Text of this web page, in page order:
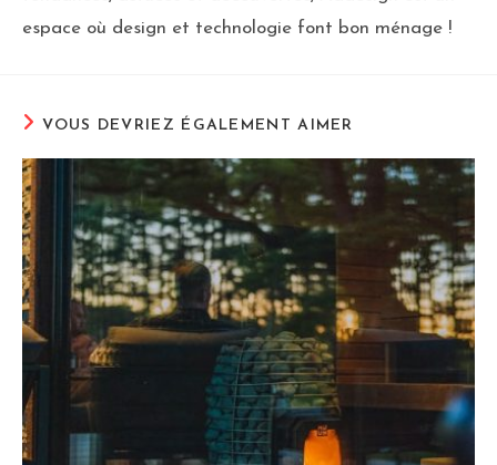
espace où design et technologie font bon ménage !
VOUS DEVRIEZ ÉGALEMENT AIMER